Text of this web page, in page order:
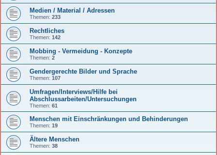
Medien / Material / Adressen
Themen: 233
Rechtliches
Themen: 142
Mobbing - Vermeidung - Konzepte
Themen: 2
Gendergerechte Bilder und Sprache
Themen: 107
Umfragen/Interviews/Hilfe bei
Abschlussarbeiten/Untersuchungen
Themen: 61
Menschen mit Einschränkungen und Behinderungen
Themen: 19
Ältere Menschen
Themen: 38